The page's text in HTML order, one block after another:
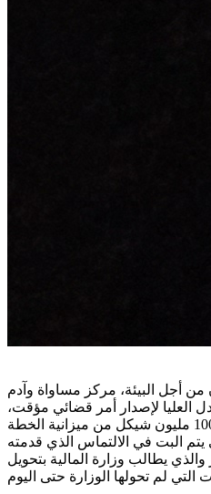
أجل البيئة، مركز مساواة وآدم
العليا لإصدار أمر قضائي مؤقت،
يلزم وزارة المالية بحجز مبلغ 100 مليون شيكل من ميزانية الخطة
في قرار 550 حتى يتم البت في الالتماس الذي قدمته
يطالب وزارة المالية بتحويل